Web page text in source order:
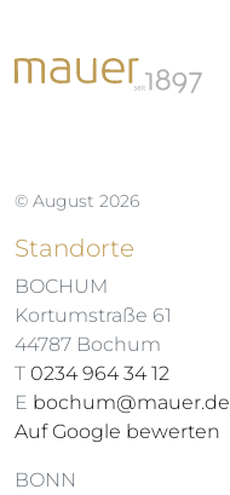
© August 2026
Standorte
BOCHUM
Kortumstraße 61
44787 Bochum
T 0234 964 34 12
E bochum@mauer.de
Auf Google bewerten
BONN